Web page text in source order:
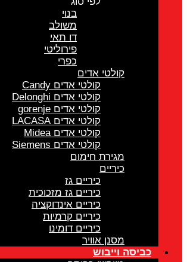
בנוי
משולב
דו תאי
פירוליטי
כפרי
קולטי אדים
קולטי אדים Candy
קולטי אדים Delonghi
קולטי אדים gorenje
קולטי אדים LACASA
קולטי אדים Midea
קולטי אדים Siemens
מגירת חימום
כיריים
כיריים גז
כיריים גז מזכוכית
כיריים אינדוקציה
כיריים קרמיות
כיריים דומינו
מסנן אוויר
כביסה וייבוש